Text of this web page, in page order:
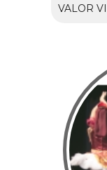
VALOR